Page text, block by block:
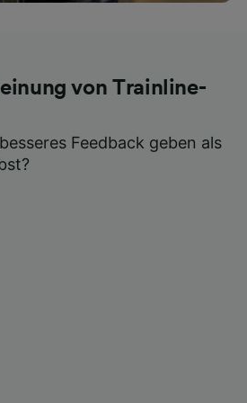
von Trainline-
Feedback geben als